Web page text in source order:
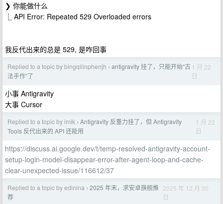
❯ 你能做什么
⎿ API Error: Repeated 529 Overloaded errors
我反代出来的总是 529, 是咋回事
Replied to a topic by bingqilinphenjh › antigravity 挂了，只能开始“古
法手作”了
1 月 22
日
小事 Antigravity
大事 Cursor
Replied to a topic by imik › Antigravity 反重力挂了，但 Antigravity
Tools 反代出来的 API 还能用
1 月 22
日
https://discuss.ai.google.dev/t/temp-resolved-antigravity-account-
setup-login-model-disappear-error-after-agent-loop-and-cache-
clear-unexpected-issue/116612/37
Replied to a topic by edinina › 2025 年末，求安卓旗舰推
荐
2025 年 12 月 30
日